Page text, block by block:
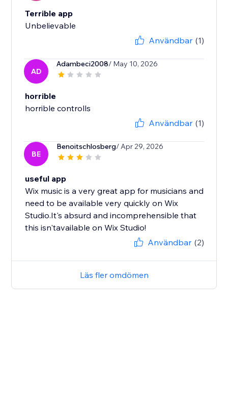
Terrible app
Unbelievable
Användbar (1)
AD
Adambeci2008/ May 10, 2026
horrible
horrible controlls
Användbar (1)
BE
Benoitschlosberg/ Apr 29, 2026
useful app
Wix music is a very great app for musicians and
need to be available very quickly on Wix
Studio.It's absurd and incomprehensible that
this isn'tavailable on Wix Studio!
Användbar (2)
Läs fler omdömen